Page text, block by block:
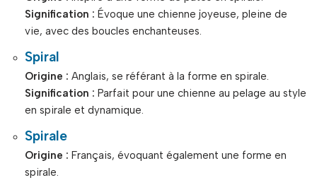
Signification : Évoque une chienne joyeuse, pleine de
vie, avec des boucles enchanteuses.
Spiral
Origine : Anglais, se référant à la forme en spirale.
Signification : Parfait pour une chienne au pelage au style
en spirale et dynamique.
Spirale
Origine : Français, évoquant également une forme en
spirale.